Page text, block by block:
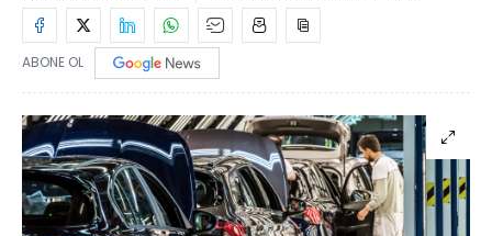
ABONE OL